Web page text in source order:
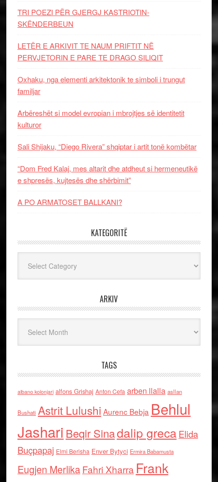
TRI POEZI PËR GJERGJ KASTRIOTIN-
SKËNDERBEUN
LETËR E ARKIVIT TE NAUM PRIFTIT NË
PERVJETORIN E PARE TE DRAGO SILIQIT
Oxhaku, nga elementi arkitektonik te simboli i trungut
familjar
Arbëreshët si model evropian i mbrojtjes së identitetit
kulturor
Sali Shijaku, “Diego Rivera” shqiptar i artit tonë kombëtar
“Dom Fred Kalaj, mes altarit dhe atdheut si hermeneutikë
e shpresës, kujtesës dhe shërbimit”
A PO ARMATOSET BALLKANI?
KATEGORITË
ARKIV
TAGS
albano kolonjari alfons Grishaj Anton Cefa arben llalla asllan
Bushati Astrit Lulushi Aurenc Bebja Behlul
Jashari Beqir Sinadalip grecaElida
Buçpapaj Elmi Berisha Enver Bytyci Ermira Babamusta
Eugjen MerlikaFahri Xharra Frank